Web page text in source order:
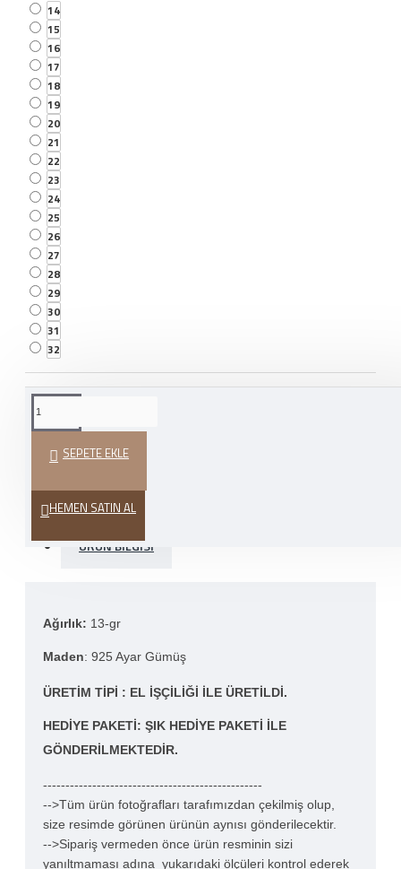
14
15
16
17
18
19
20
21
22
23
24
25
26
27
28
29
30
31
32
SEPETE EKLE
HEMEN SATIN AL
VER
HEDIYE PAKETI
ÜRÜN BILGISI
Ağırlık: 13-gr
Maden: 925 Ayar Gümüş
ÜRETIM TIPI : EL IŞÇILIĞI ILE ÜRETILDI.
HEDIYE PAKETI: ŞIK HEDIYE PAKETI ILE
GÖNDERILMEKTEDIR.
-------------------------------------------------
-->Tüm ürün fotoğrafları tarafımızdan çekilmiş olup,
size resimde görünen ürünün aynısı gönderilecektir.
-->Sipariş vermeden önce ürün resminin sizi
yanıltmaması adına yukarıdaki ölçüleri kontrol ederek